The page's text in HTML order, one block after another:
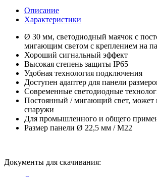
Описание
Характеристики
Ø 30 мм, светодиодный маячок с
мигающим светом с креплением на
Хороший сигнальный эффект
Высокая степень защиты IP65
Удобная технология подключения
Доступен адаптер для панели
Современные светодиодные
Постоянный / мигающий свет, может
снаружи
Для промышленного и общего
Размер панели Ø 22,5 мм / M22
Документы для скачивания: